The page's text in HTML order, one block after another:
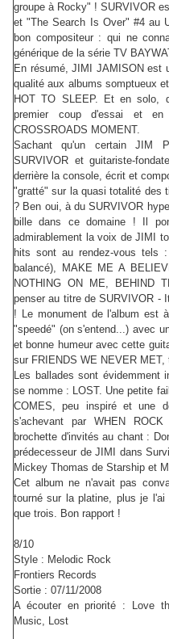
groupe à Rocky" ! SURVIVOR
et "The Search Is Over" #4 au
bon compositeur : qui ne
générique de la série TV
En résumé, JIMI JAMISON est
qualité aux albums somptueux
HOT TO SLEEP. Et en solo,
premier coup d'essai et
CROSSROADS MOMENT.
Sachant qu'un certain JIM
SURVIVOR et guitariste-
derrière la console, écrit et
"gratté" sur la quasi totalité des
? Ben oui, à du SURVIVOR
bille dans ce domaine ! Il
admirablement la voix de JIMI
hits sont au rendez-vous tels
balancé), MAKE ME A
NOTHING ON ME, BEHIND
penser au titre de SURVIVOR -
! Le monument de l'album est
"speedé" (on s'entend...) avec
et bonne humeur avec cette
sur FRIENDS WE NEVER
Les ballades sont évidemment
se nomme : LOST. Une petite
COMES, peu inspiré et une
s'achevant par WHEN
brochette d'invités au chant :
prédecesseur de JIMI dans
Mickey Thomas de Starship et
Cet album ne n'avait pas
tourné sur la platine, plus je
que trois. Bon rapport !
8/10
Style : Melodic Rock
Frontiers Records
Sortie : 07/11/2008
A écouter en priorité : Love
Music, Lost